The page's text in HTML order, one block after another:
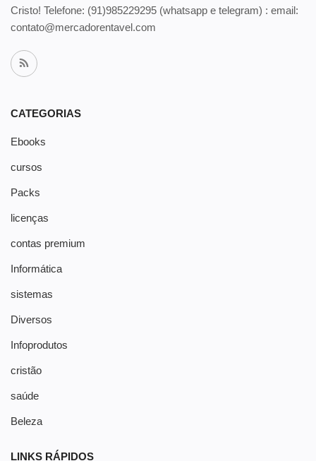
Cristo! Telefone: (91)985229295 (whatsapp e telegram) : email:
contato@mercadorentavel.com
CATEGORIAS
Ebooks
cursos
Packs
licenças
contas premium
Informática
sistemas
Diversos
Infoprodutos
cristão
saúde
Beleza
LINKS RÁPIDOS